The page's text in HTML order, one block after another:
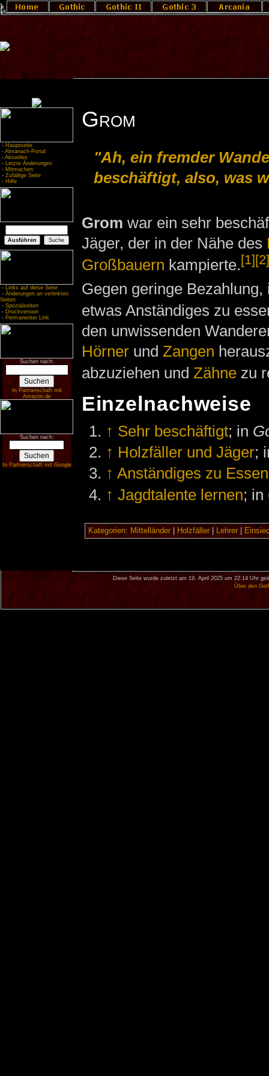
- Hauptseite
- Almanach-Portal
- Aktuelles
- Letzte Änderungen
- Mitmachen
- Zufällige Seite
- Hilfe
- Links auf diese Seite
- Änderungen an verlinkten
Seiten
- Spezialseiten
- Druckversion
- Permanenter Link
Suchen nach:
In Partnerschaft mit
Amazon.de
Suchen nach:
In Partnerschaft mit Google
Grom
"Ah, ein fremder
beschäftigt, also, was
Grom war ein sehr
Jäger, der in der Nähe des
Großbauern kampierte.[1][2]
Gegen geringe
etwas Anständiges zu
den unwissenden
Hörnerund Zangen
abzuziehen und Zähnezu
Einzelnachweise
↑ Sehr beschäftigt; in
↑ Holzfäller und Jäger;
↑ Anständiges zu Essen
↑ Jagdtalente lernen; in
Kategorien: Mittelländer| Holzfäller| Lehrer|
Diese Seite wurde zuletzt am 19. April 2025 um 22:14 Uhr
Über den